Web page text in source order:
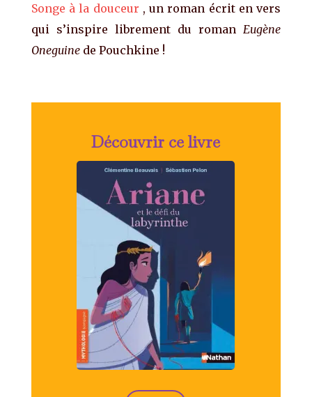
Songe à la douceur , un roman écrit en vers
qui s’inspire librement du roman Eugène
Oneguinede Pouchkine !
Découvrir ce livre